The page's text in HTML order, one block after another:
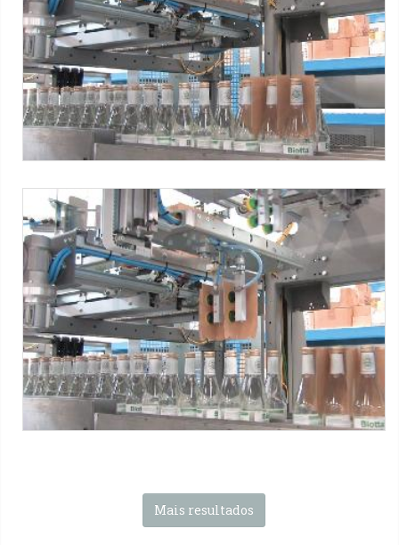
Partitions inserting device
Máquinas SMI :Série WP ERGON-Série CM ERGON - PID SBP
® Partition Inserter
Tag: Caixa Wrap-around-Garrafas de vidro - Água mineral-
3x4 packs
PID SBP®
Partitions inserting device
Máquinas SMI :Série WP ERGON- Série CM ERGON-PID SBP
® Partition Inserter
Tag:Caixa Wrap-around-Garrafas de vidro - Água mineral-
3x4 packs
Mais resultados